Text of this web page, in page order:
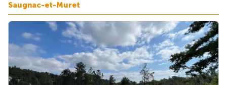
Saugnac-et-Muret